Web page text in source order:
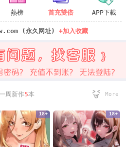
熱榜 首充雙倍 APP下載
(永久网址) +加入收藏
周新作5本 More
18+ 18+